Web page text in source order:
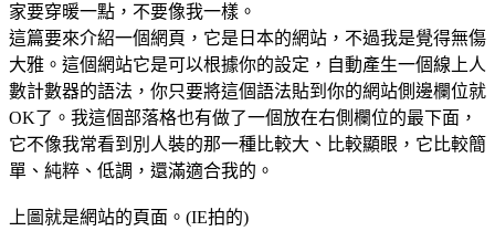
家要穿暖一點，不要像我一樣。
這篇要來介紹一個網頁，它是日本的網站，不過我是覺得無傷
大雅。這個網站它是可以根據你的設定，自動產生一個線上人
數計數器的語法，你只要將這個語法貼到你的網站側邊欄位就
OK了。我這個部落格也有做了一個放在右側欄位的最下面，
它不像我常看到別人裝的那一種比較大、比較顯眼，它比較簡
單、純粹、低調，還滿適合我的。
上圖就是網站的頁面。(IE拍的)